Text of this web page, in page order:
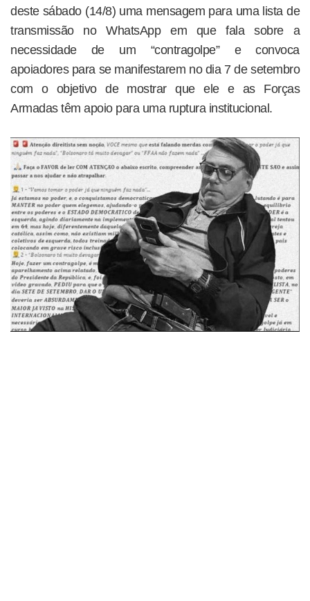
deste sábado (14/8) uma mensagem para uma lista de
transmissão no WhatsApp em que fala sobre a
necessidade de um “contragolpe” e convoca
apoiadores para se manifestarem no dia 7 de setembro
com o objetivo de mostrar que ele e as Forças
Armadas têm apoio para uma ruptura institucional.